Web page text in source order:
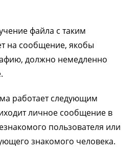
файла с таким
на сообщение, якобы
должно немедленно
работает следующим
личное сообщение в
пользователя или
знакомого человека.